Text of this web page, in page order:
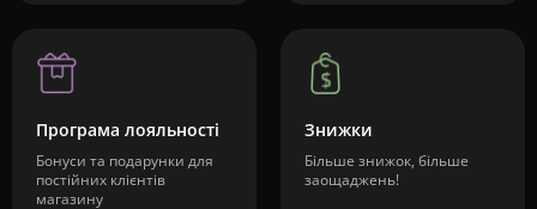
Програма лояльності
Бонуси та подарунки для
постійних клієнтів
магазину
Знижки
Більше знижок, більше
заощаджень!